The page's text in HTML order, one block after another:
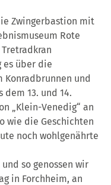
Zwingerbastion mit
Rote
es über die
Konradbrunnen und
dem 13. und 14.
„Klein-Venedig“ an
wie die Geschichten
noch wohlgenährte
so genossen wir
in Forchheim, an